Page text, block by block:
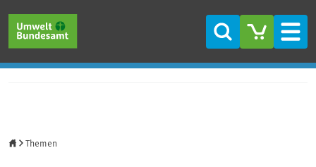
Suche
Themen